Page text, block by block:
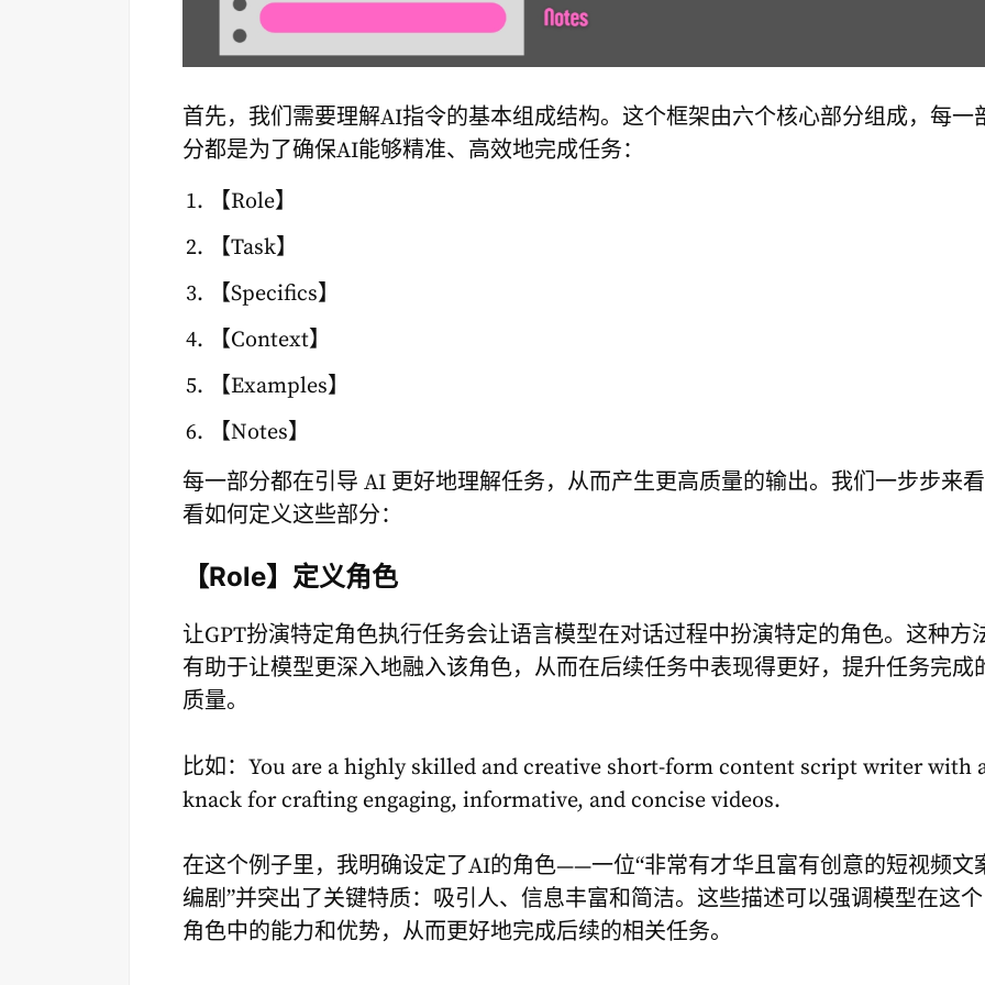
首先，我们需要理解AI指令的基本组成结构。这个框架由六个核心部分组成，每一
分都是为了确保AI能够精准、高效地完成任务：
【Role】
【Task】
【Specifics】
【Context】
【Examples】
【Notes】
每一部分都在引导 AI 更好地理解任务，从而产生更高质量的输出。我们一步步来看
看如何定义这些部分：
【Role】定义角色
让GPT扮演特定角色执行任务会让语言模型在对话过程中扮演特定的角色。这种方
有助于让模型更深入地融入该角色，从而在后续任务中表现得更好，提升任务完成
质量。
比如：You are a highly skilled and creative short-form content script writer with
knack for crafting engaging, informative, and concise videos.
在这个例子里，我明确设定了AI的角色——一位“非常有才华且富有创意的短视频文
编剧”并突出了关键特质：吸引人、信息丰富和简洁。这些描述可以强调模型在这个
角色中的能力和优势，从而更好地完成后续的相关任务。